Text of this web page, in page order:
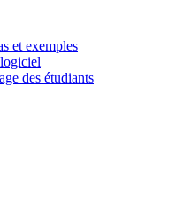
et exemples
des étudiants